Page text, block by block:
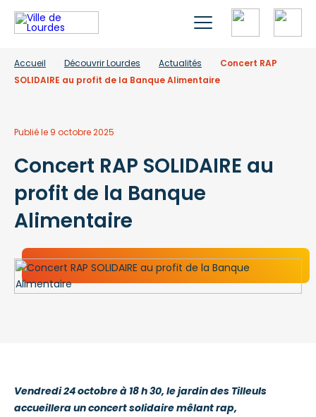
Accueil Découvrir Lourdes Actualités
Concert RAP
SOLIDAIRE au profit de la Banque Alimentaire
Publié le 9 octobre 2025
Concert RAP SOLIDAIRE au
profit de la Banque
Alimentaire
Vendredi 24 octobre à 18 h 30, le jardin des Tilleuls
accueillera un concert solidaire mêlant rap,